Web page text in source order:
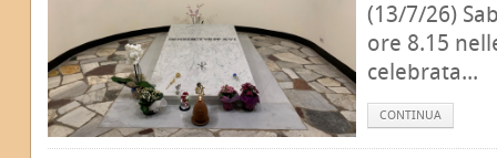
(13/7/26)
ore 8.15
celebrata...
CONTINUA